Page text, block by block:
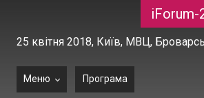
iForum-
25 квітня 2018, Київ, МВЦ,
Меню Програма